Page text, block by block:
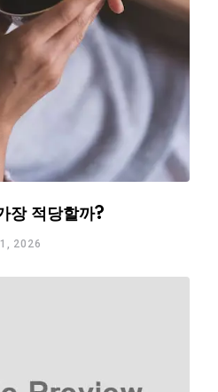
장 적당할까?
2026